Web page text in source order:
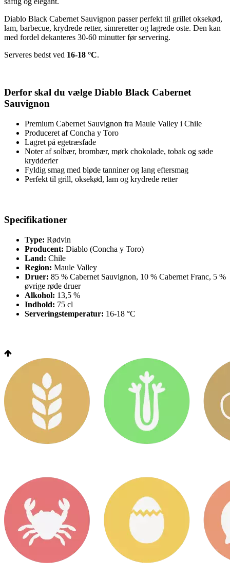
Diablo Black Cabernet Sauvignon passer perfekt til grillet oksekød,
lam, barbecue, krydrede retter, simreretter og lagrede oste. Den kan
med fordel dekanteres 30-60 minutter før servering.
Serveres bedst ved 16-18 °C.
Derfor skal du vælge Diablo Black Cabernet
Sauvignon
Premium Cabernet Sauvignon fra Maule Valley i Chile
Produceret af Concha y Toro
Lagret på egetræsfade
Noter af solbær, brombær, mørk chokolade, tobak og søde
krydderier
Fyldig smag med bløde tanniner og lang eftersmag
Perfekt til grill, oksekød, lam og krydrede retter
Specifikationer
Type: Rødvin
Producent: Diablo (Concha y Toro)
Land: Chile
Region: Maule Valley
Druer: 85 % Cabernet Sauvignon, 10 % Cabernet Franc, 5 %
øvrige røde druer
Alkohol: 13,5 %
Indhold: 75 cl
Serveringstemperatur: 16-18 °C